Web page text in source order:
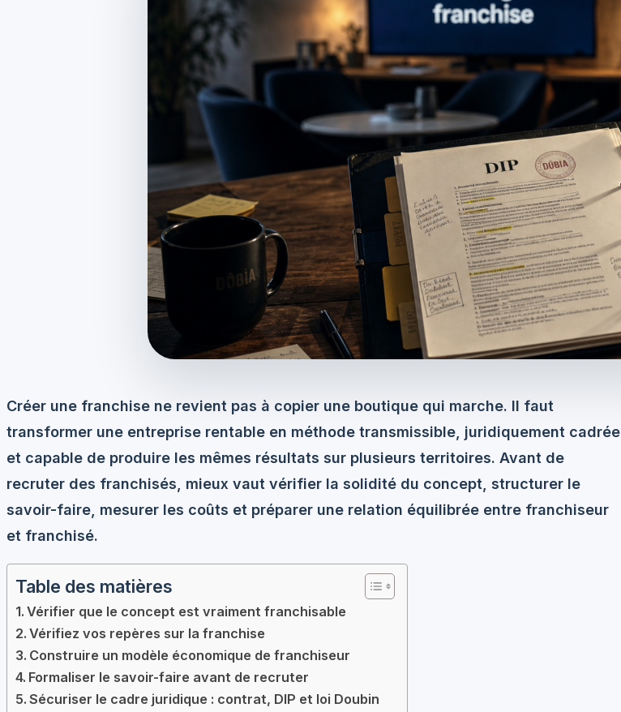
Créer une franchise ne revient pas à copier une boutique qui marche. Il faut
transformer une entreprise rentable en méthode transmissible, juridiquement cadrée
et capable de produire les mêmes résultats sur plusieurs territoires. Avant de
recruter des franchisés, mieux vaut vérifier la solidité du concept, structurer le
savoir-faire, mesurer les coûts et préparer une relation équilibrée entre franchiseur
et franchisé.
Table des matières
Vérifier que le concept est vraiment franchisable
Vérifiez vos repères sur la franchise
Construire un modèle économique de franchiseur
Formaliser le savoir-faire avant de recruter
Sécuriser le cadre juridique : contrat, DIP et loi Doubin